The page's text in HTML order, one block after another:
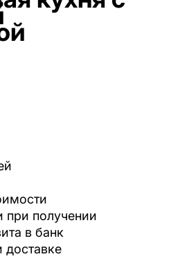
при получении
в банк
доставке